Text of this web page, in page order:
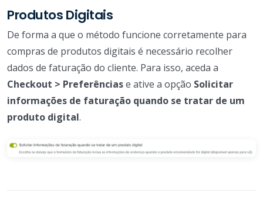
Produtos Digitais
De forma a que o método funcione corretamente para
compras de produtos digitais é necessário recolher
dados de faturação do cliente. Para isso, aceda a
Checkout > Preferênciase ative a opção Solicitar
informações de faturação quando se tratar de um
produto digital.